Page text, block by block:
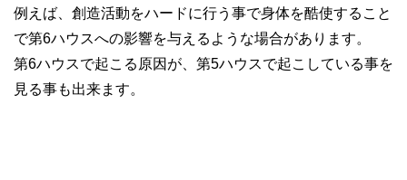
例えば、創造活動をハードに行う事で身体を酷使すること
で第6ハウスへの影響を与えるような場合があります。
第6ハウスで起こる原因が、第5ハウスで起こしている事を
見る事も出来ます。